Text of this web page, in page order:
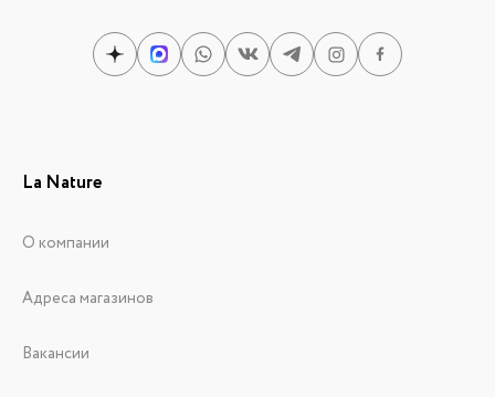
La Nature
О компании
Адреса магазинов
Вакансии